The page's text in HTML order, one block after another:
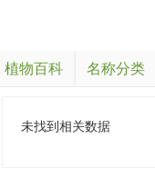
植物百科 名称分类
未找到相关数据